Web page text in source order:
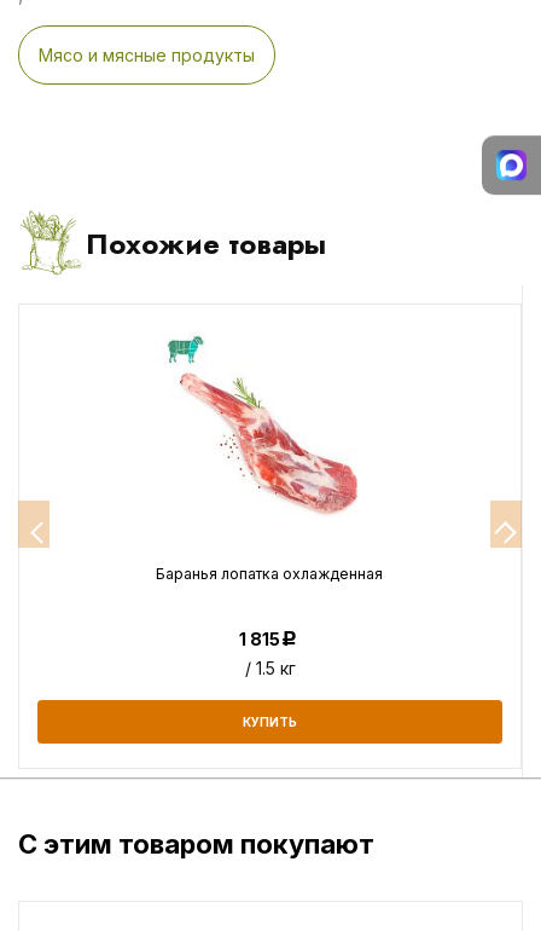
Мясо и мясные продукты
Похожие товары
Баранья лопатка охлажденная
1 815Р
/ 1.5 кг
КУПИТЬ
С этим товаром покупают